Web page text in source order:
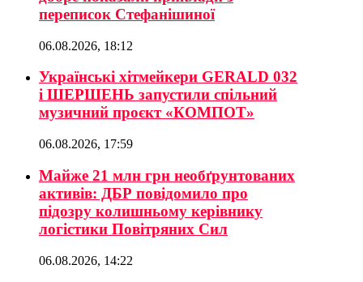
переписок Стефанішиної
06.08.2026, 18:12
Українські хітмейкери GERALD 032
і ШЕРШЕНЬ запустили спільний
музичний проєкт «КОМПОТ»
06.08.2026, 17:59
Майже 21 млн грн необґрунтованих
активів: ДБР повідомило про
підозру колишньому керівнику
логістики Повітряних Сил
06.08.2026, 14:22